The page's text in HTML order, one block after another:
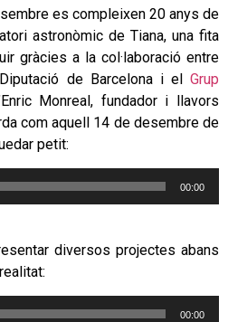
es compleixen 20 anys de
astronòmic de Tiana, una fita
gràcies a la col·laboració entre
de Barcelona i el Grup
Monreal, fundador i llavors
com aquell 14 de desembre de
petit:
00:00
diversos projectes abans
00:00